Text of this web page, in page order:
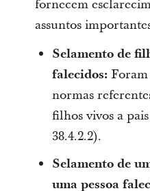
fornecem
assuntos
Selamento de
falecidos:Foram
normas
filhos vivos a
38.4.2.2).
Selamento de
uma pessoa